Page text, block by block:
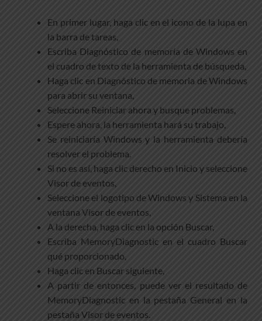
En primer lugar, haga clic en el icono de la lupa en
la barra de tareas,
Escriba Diagnóstico de memoria de Windows en
el cuadro de texto de la herramienta de búsqueda,
Haga clic en Diagnóstico de memoria de Windows
para abrir su ventana,
Seleccione Reiniciar ahora y busque problemas,
Espere ahora, la herramienta hará su trabajo,
Se reiniciaría Windows y la herramienta debería
resolver el problema.
Si no es así, haga clic derecho en Inicio y seleccione
Visor de eventos,
Seleccione el logotipo de Windows y Sistema en la
ventana Visor de eventos,
A la derecha, haga clic en la opción Buscar,
Escriba MemoryDiagnostic en el cuadro Buscar
qué proporcionado,
Haga clic en Buscar siguiente,
A partir de entonces, puede ver el resultado de
MemoryDiagnostic en la pestaña General en la
pestaña Visor de eventos.